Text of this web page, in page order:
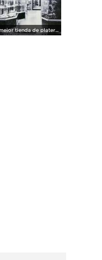
La mejor tienda de plateria.